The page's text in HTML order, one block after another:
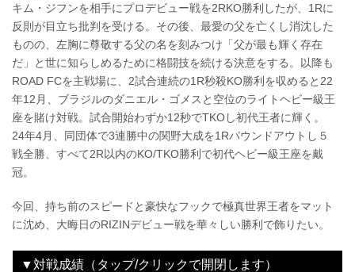
キム・ジフンを相手にプロデビュー戦を2RKO勝利したが、1Rに
反則が目立ち批判を受ける。その後、最愛の父を亡くし消沈した
ものの、左胸に尊敬する父の名を刻みつけ「父が最も輝く存在
だ」と世に知らしめるために格闘技を続ける決意をする。以降も
ROAD FCを主戦場に、2試合連続の1R秒殺KO勝利を収めると22
年12月、ブラジルのダニエル・ゴメスと空位のライトヘビー級王
座を賭け対戦。試合開始わずか12秒でTKOし初代王者に輝く。
24年4月、同団体で3連勝中の関野大成を1Rパウンドアウトし５
戦全勝、すべて2R以内のKO/TKO勝利で初代ヘビー級王座を戴
冠。
今回、持ち前のスピードと豪快なフックで極真世界王者をマット
に沈め、大晦日のRIZINデビュー戦を華々しい勝利で飾りたい。
▼対戦成績（タップ/クリックで開閉します）